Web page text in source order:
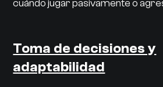
cuándo jugar pasivamente o
Toma de decisiones y
adaptabilidad